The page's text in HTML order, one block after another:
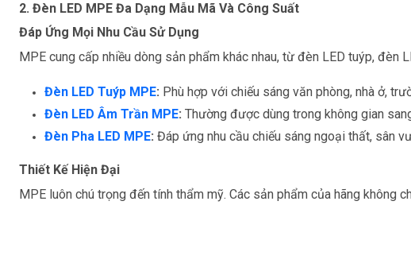
2. Đèn LED MPE Đa Dạng Mẫu Mã Và Công Suất
Đáp Ứng Mọi Nhu Cầu Sử Dụng
MPE cung cấp nhiều dòng sản phẩm khác nhau, từ đèn LED tuýp,
Đèn LED Tuýp MPE: Phù hợp với chiếu sáng văn phòng, nhà ở,
Đèn LED Âm Trần MPE: Thường được dùng trong không gian
Đèn Pha LED MPE: Đáp ứng nhu cầu chiếu sáng ngoại thất, sân
Thiết Kế Hiện Đại
MPE luôn chú trọng đến tính thẩm mỹ. Các sản phẩm của hãng không